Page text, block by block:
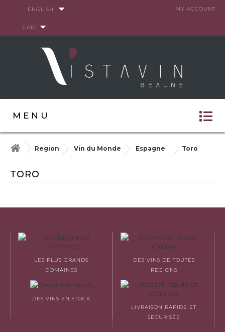
MY ACCOUNT
ENGLISH
CART
MENU
Region Vin du Monde Espagne Toro
TORO
LES PLUS GRANDS
DOMAINES
DES VINS DE TOUTES
RÉGIONS
DES VINS EN STOCK
LIVRAISON RAPIDE ET
SÉCURISÉE